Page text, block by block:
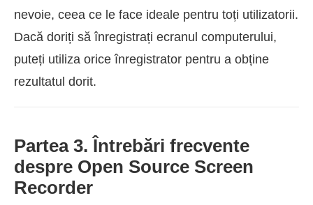
nevoie, ceea ce le face ideale pentru toți utilizatorii.
Dacă doriți să înregistrați ecranul computerului,
puteți utiliza orice înregistrator pentru a obține
rezultatul dorit.
Partea 3. Întrebări frecvente
despre Open Source Screen
Recorder